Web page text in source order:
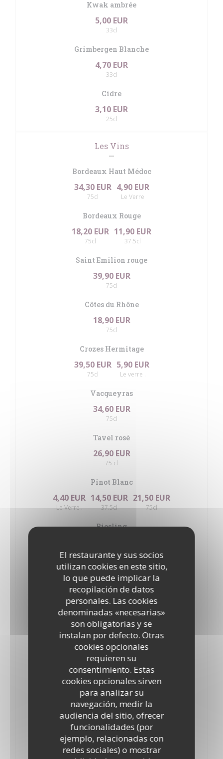
El restaurante y sus socios
utilizan cookies en este sitio,
lo que puede implicar la
recopilación de datos
personales. Las cookies
denominadas «necesarias»
son obligatorias y se
instalan por defecto. Otras
cookies opcionales
requieren su
consentimiento. Estas
cookies opcionales sirven
para analizar su
navegación, medir la
audiencia del sitio, ofrecer
funcionalidades (por
ejemplo, relacionadas con
redes sociales) o mostrar
Kwak ambrée
5,00 EUR
33cl
Grimbergen Blanche
4,70 EUR
33cl
Cidre
3,10 EUR
25cl
Les Vins
Bordeaux Haut Médoc
34,30 EUR
75cl
4,90 EUR
Le Verre
Bordeaux Rouge
18,20 EUR
75cl
11,90 EUR
37.5cl
Saint Emilion rouge
39,90 EUR
75cl
Côtes du Rhône
18,90 EUR
75cl
Crozes Hermitage
39,50 EUR
75cl
5,90 EUR
Le verre .
Vacqueyras
34,60 EUR
75cl
Tavel rosé
26,90 EUR
75 cl
Pinot Blanc
4,40 EUR
Le Verre .
14,50 EUR
37.5cl
21,50 EUR
75cl
Riesling
Le Verre . 37.5cl 75cl
Gewurztraminer
5,00 EUR
Le Verre .
22,40 EUR
Pinot Gris
5,20 EUR
Le Verre
22,50 EUR
75cl
Gewurztraminer Vendanges Tardives
7,20 EUR
Le verre .
43,00 EUR
75cl
Pinot Noir
5,00 EUR
Le Verre .
15,20 EUR
37.5cl
22,40 EUR
75cl
Côtes de Meuse Pinot gris Auxerrois